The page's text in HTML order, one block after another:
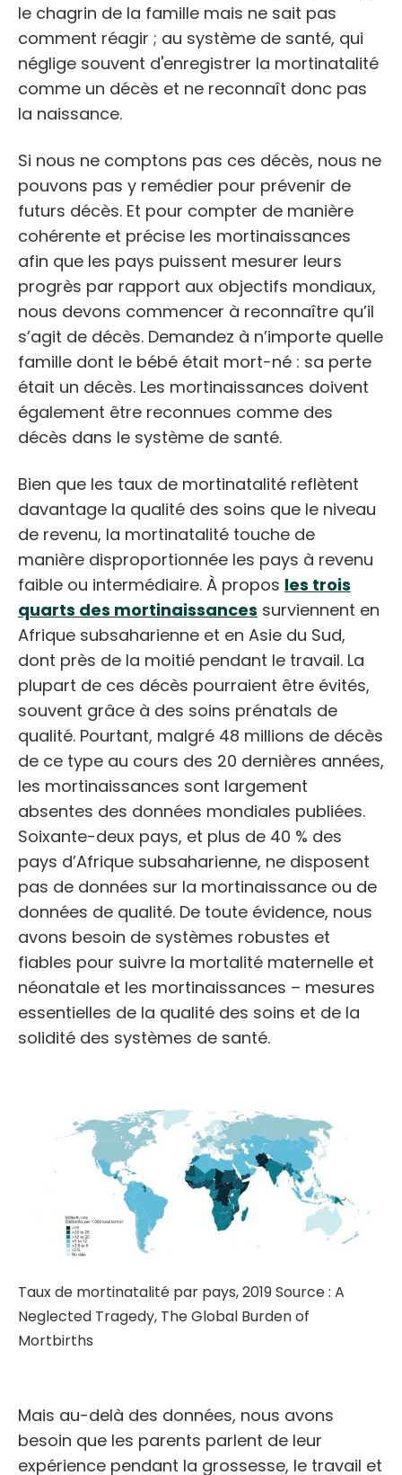
le chagrin de la famille mais ne sait pas
comment réagir ; au système de santé, qui
néglige souvent d'enregistrer la mortinatalité
comme un décès et ne reconnaît donc pas
la naissance.
Si nous ne comptons pas ces décès, nous ne
pouvons pas y remédier pour prévenir de
futurs décès. Et pour compter de manière
cohérente et précise les mortinaissances
afin que les pays puissent mesurer leurs
progrès par rapport aux objectifs mondiaux,
nous devons commencer à reconnaître qu’il
s’agit de décès. Demandez à n’importe quelle
famille dont le bébé était mort-né : sa perte
était un décès. Les mortinaissances doivent
également être reconnues comme des
décès dans le système de santé.
Bien que les taux de mortinatalité reflètent
davantage la qualité des soins que le niveau
de revenu, la mortinatalité touche de
manière disproportionnée les pays à revenu
faible ou intermédiaire. À propos les trois
quarts des mortinaissances surviennent en
Afrique subsaharienne et en Asie du Sud,
dont près de la moitié pendant le travail. La
plupart de ces décès pourraient être évités,
souvent grâce à des soins prénatals de
qualité. Pourtant, malgré 48 millions de décès
de ce type au cours des 20 dernières années,
les mortinaissances sont largement
absentes des données mondiales publiées.
Soixante-deux pays, et plus de 40 % des
pays d’Afrique subsaharienne, ne disposent
pas de données sur la mortinaissance ou de
données de qualité. De toute évidence, nous
avons besoin de systèmes robustes et
fiables pour suivre la mortalité maternelle et
néonatale et les mortinaissances – mesures
essentielles de la qualité des soins et de la
solidité des systèmes de santé.
Taux de mortinatalité par pays, 2019 Source : A
Neglected Tragedy, The Global Burden of
Mortbirths
Mais au-delà des données, nous avons
besoin que les parents parlent de leur
expérience pendant la grossesse, le travail et